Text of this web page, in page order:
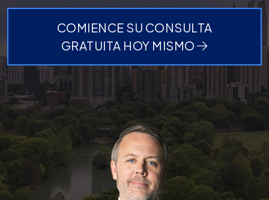
COMIENCE SU CONSULTA
GRATUITA HOY MISMO